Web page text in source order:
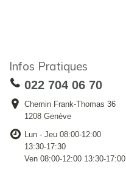
Infos Pratiques
022 704 06 70
Chemin Frank-Thomas 36
1208 Genève
Lun - Jeu 08:00-12:00
13:30-17:30
Ven 08:00-12:00 13:30-17:00